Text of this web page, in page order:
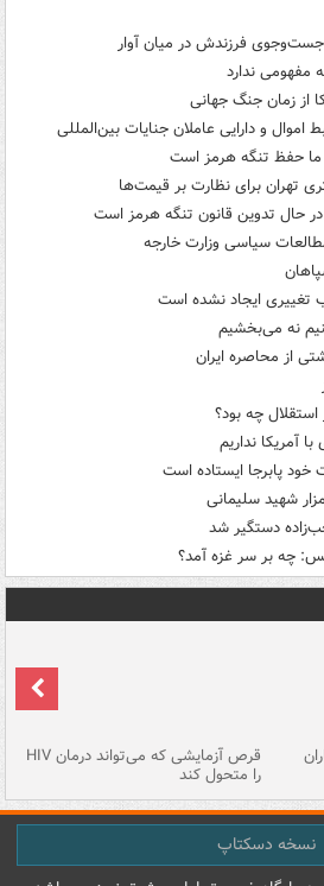
جست‌وجوی فرزندش در میان آوار
مفهومی ندارد
از زمان جنگ جهانی
و دارایی عاملان جنایات بین‌المللی
حفظ تنگه هرمز است
تهران برای نظارت بر قیمت‌ها
حال تدوین قانون تنگه هرمز است
سیاسی وزارت خارجه
تغییری ایجاد نشده است
نه می‌بخشیم
از محاصره ایران
استقلال چه بود؟
آمریکا نداریم
خود پابرجا ایستاده است
شهید سلیمانی
دستگیر شد
قرص آزمایشی که می‌تواند درمان HIV
را متحول کند
نسخه دسکتاپ